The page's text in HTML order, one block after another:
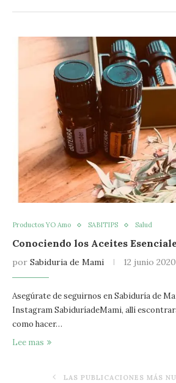
Productos YO Amo SABITIPS Salud
Conociendo los Aceites
por Sabiduria de Mami 12 junio 2020
Asegúrate de seguirnos en Sabiduría de
Instagram SabiduríadeMami, allí
como hacer…
Lee mas
LAS PUBLICACIONES MÁS